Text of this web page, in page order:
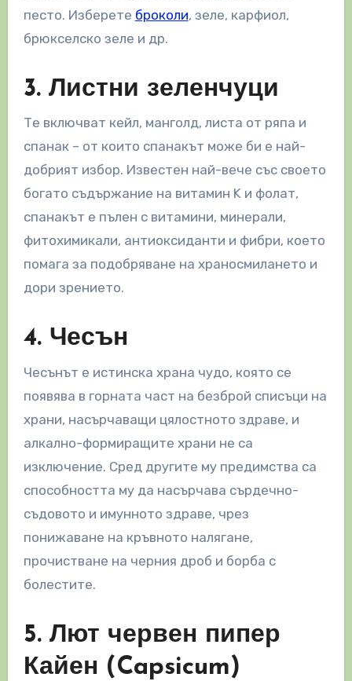
песто. Изберете броколи, зеле, карфиол,
брюкселско зеле и др.
3. Листни зеленчуци
Те включват кейл, манголд, листа от ряпа и
спанак – от които спанакът може би е най-
добрият избор. Известен най-вече със своето
богато съдържание на витамин K и фолат,
спанакът е пълен с витамини, минерали,
фитохимикали, антиоксиданти и фибри, което
помага за подобряване на храносмилането и
дори зрението.
4. Чесън
Чесънът е истинска храна чудо, която се
появява в горната част на безброй списъци на
храни, насърчаващи цялостното здраве, и
алкално-формиращите храни не са
изключение. Сред другите му предимства са
способността му да насърчава сърдечно-
съдовото и имунното здраве, чрез
понижаване на кръвното налягане,
прочистване на черния дроб и борба с
болестите.
5. Лют червен пипер
Кайен (Capsicum)